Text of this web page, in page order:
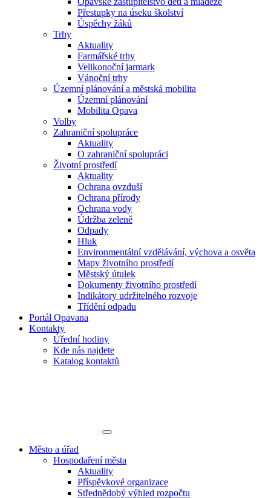
Přestupky na úseku školství
Úspěchy žáků
Trhy
Aktuality
Farmářské trhy
Velikonoční jarmark
Vánoční trhy
Územní plánování a městská mobilita
Územní plánování
Mobilita Opava
Volby
Zahraniční spolupráce
Aktuality
O zahraniční spolupráci
Životní prostředí
Aktuality
Ochrana ovzduší
Ochrana přírody
Ochrana vody
Údržba zeleně
Odpady
Hluk
Environmentální vzdělávání, výchova a osvěta
Mapy životního prostředí
Městský útulek
Dokumenty životního prostředí
Indikátory udržitelného rozvoje
Třídění odpadu
Portál Opavana
Kontakty
Úřední hodiny
Kde nás najdete
Katalog kontaktů
Město a úřad
Hospodaření města
Aktuality
Příspěvkové organizace
Střednědobý výhled rozpočtu